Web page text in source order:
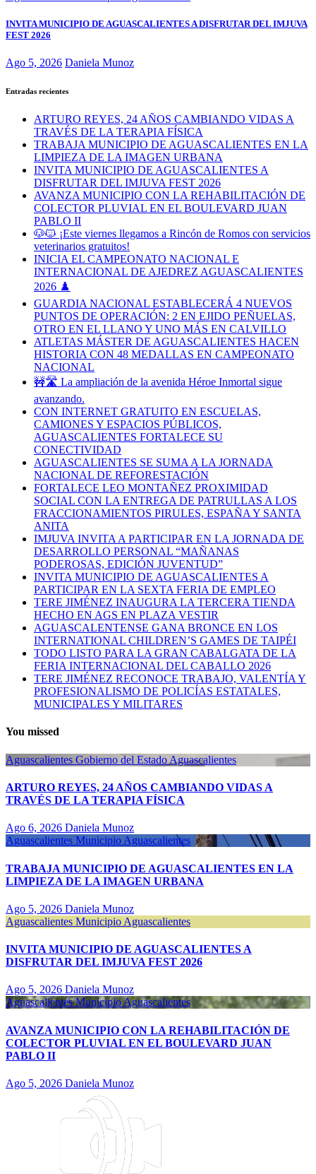
INVITA MUNICIPIO DE AGUASCALIENTES A DISFRUTAR DEL IMJUVA
FEST 2026
Ago 5, 2026 Daniela Munoz
Entradas recientes
ARTURO REYES, 24 AÑOS CAMBIANDO VIDAS A
TRAVÉS DE LA TERAPIA FÍSICA
TRABAJA MUNICIPIO DE AGUASCALIENTES EN LA
LIMPIEZA DE LA IMAGEN URBANA
INVITA MUNICIPIO DE AGUASCALIENTES A
DISFRUTAR DEL IMJUVA FEST 2026
AVANZA MUNICIPIO CON LA REHABILITACIÓN DE
COLECTOR PLUVIAL EN EL BOULEVARD JUAN
PABLO II
🐶🐱 ¡Este viernes llegamos a Rincón de Romos con servicios
veterinarios gratuitos!
INICIA EL CAMPEONATO NACIONAL E
INTERNACIONAL DE AJEDREZ AGUASCALIENTES
2026 ♟️
GUARDIA NACIONAL ESTABLECERÁ 4 NUEVOS
PUNTOS DE OPERACIÓN: 2 EN EJIDO PEÑUELAS,
OTRO EN EL LLANO Y UNO MÁS EN CALVILLO
ATLETAS MÁSTER DE AGUASCALIENTES HACEN
HISTORIA CON 48 MEDALLAS EN CAMPEONATO
NACIONAL
🚧🛣️ La ampliación de la avenida Héroe Inmortal sigue
avanzando.
CON INTERNET GRATUITO EN ESCUELAS,
CAMIONES Y ESPACIOS PÚBLICOS,
AGUASCALIENTES FORTALECE SU
CONECTIVIDAD
AGUASCALIENTES SE SUMA A LA JORNADA
NACIONAL DE REFORESTACIÓN
FORTALECE LEO MONTAÑEZ PROXIMIDAD
SOCIAL CON LA ENTREGA DE PATRULLAS A LOS
FRACCIONAMIENTOS PIRULES, ESPAÑA Y SANTA
ANITA
IMJUVA INVITA A PARTICIPAR EN LA JORNADA DE
DESARROLLO PERSONAL “MAÑANAS
PODEROSAS, EDICIÓN JUVENTUD”
INVITA MUNICIPIO DE AGUASCALIENTES A
PARTICIPAR EN LA SEXTA FERIA DE EMPLEO
TERE JIMÉNEZ INAUGURA LA TERCERA TIENDA
HECHO EN AGS EN PLAZA VESTIR
AGUASCALENTENSE GANA BRONCE EN LOS
INTERNATIONAL CHILDREN’S GAMES DE TAIPÉI
TODO LISTO PARA LA GRAN CABALGATA DE LA
FERIA INTERNACIONAL DEL CABALLO 2026
TERE JIMÉNEZ RECONOCE TRABAJO, VALENTÍA Y
PROFESIONALISMO DE POLICÍAS ESTATALES,
MUNICIPALES Y MILITARES
You missed
Aguascalientes Gobierno del Estado Aguascalientes
ARTURO REYES, 24 AÑOS CAMBIANDO VIDAS A
TRAVÉS DE LA TERAPIA FÍSICA
Ago 6, 2026 Daniela Munoz
Aguascalientes Municipio Aguascalientes
TRABAJA MUNICIPIO DE AGUASCALIENTES EN LA
LIMPIEZA DE LA IMAGEN URBANA
Ago 5, 2026 Daniela Munoz
Aguascalientes Municipio Aguascalientes
INVITA MUNICIPIO DE AGUASCALIENTES A
DISFRUTAR DEL IMJUVA FEST 2026
Ago 5, 2026 Daniela Munoz
AguascalientesMunicipio Aguascalientes
AVANZA MUNICIPIO CON LA REHABILITACIÓN DE
COLECTOR PLUVIAL EN EL BOULEVARD JUAN
PABLO II
Ago 5, 2026 Daniela Munoz